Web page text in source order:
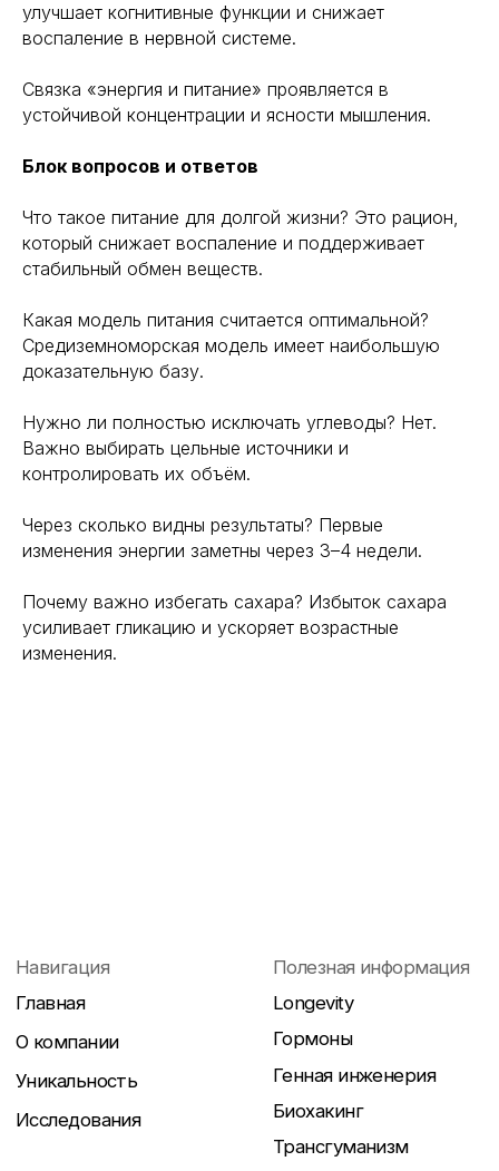
улучшает когнитивные функции и снижает
воспаление в нервной системе.
Связка «энергия и питание» проявляется в
устойчивой концентрации и ясности мышления.
Блок вопросов и ответов
Что такое питание для долгой жизни? Это рацион,
который снижает воспаление и поддерживает
стабильный обмен веществ.
Какая модель питания считается оптимальной?
Средиземноморская модель имеет наибольшую
доказательную базу.
Нужно ли полностью исключать углеводы? Нет.
Важно выбирать цельные источники и
контролировать их объём.
Через сколько видны результаты? Первые
изменения энергии заметны через 3–4 недели.
Почему важно избегать сахара? Избыток сахара
усиливает гликацию и ускоряет возрастные
изменения.
©2025. All rights
reserved
Политика конфиденциальности